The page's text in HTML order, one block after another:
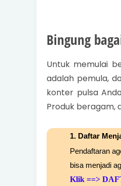
Bingung
Untuk memulai
adalah pemula,
konter pulsa
Produk beragam,
1. Daftar
Pendaftaran
bisa menjadi
Klik ==>